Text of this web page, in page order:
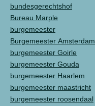
bundesgerechtshof
Bureau Marple
burgemeester
Burgemeester Amsterdam
burgemeester Goirle
burgemeester Gouda
burgemeester Haarlem
burgemeester maastricht
burgemeester roosendaal